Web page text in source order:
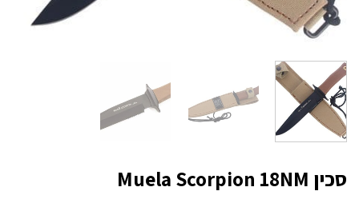
סכין Muela Scorpion 18NM